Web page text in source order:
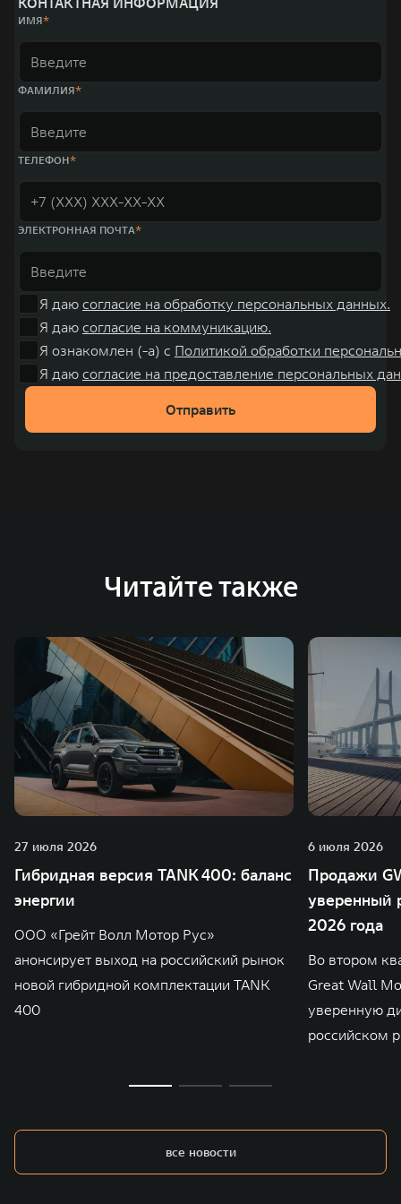
место по объёмам продаж пикапов в Китае. На сегодняшний день
концерн GWM создал мировую систему исследований и разработок,
«14+5», которая включает 10 внутренних производственных
также 5 предприятий по сборке автомобилей.
ИМЯ
ФАМИЛИЯ
ТЕЛЕФОН
ЭЛЕКТРОННАЯ ПОЧТА
Я даю согласие на обработку персональных данных.
Я даю согласие на коммуникацию.
Я ознакомлен (-а) с Политикой обработки
Я даю согласие на предоставление персональных
Отправить
Читайте также
27 июля 2026
Гибридная версия TANK 400: баланс
энергии
ООО «Грейт Волл Мотор Рус»
анонсирует выход на российский рынок
новой гибридной комплектации TANK
400
6 июля 2026
Продажи
уверенный
2026 года
Во втором
Great Wall
уверенную
российском
все новости